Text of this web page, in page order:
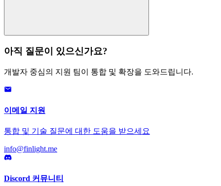
아직 질문이 있으신가요?
개발자 중심의 지원 팀이 통합 및 확장을 도와드립니다.
이메일 지원
통합 및 기술 질문에 대한 도움을 받으세요
info@finlight.me
Discord 커뮤니티